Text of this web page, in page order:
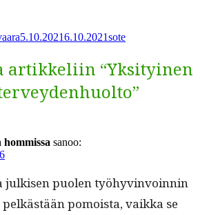
5.10.20216.10.2021sote
artikkeliin “Yksityinen
sanoo:
julkisen puolen työhyv­in­voin­nin
pomoista, vaik­ka se